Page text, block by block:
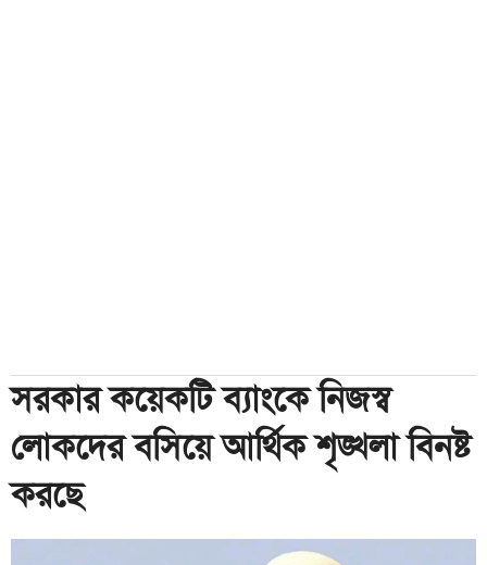
সরকার কয়েকটি ব্যাংকে নিজস্ব
লোকদের বসিয়ে আর্থিক শৃঙ্খলা বিনষ্ট
করছে